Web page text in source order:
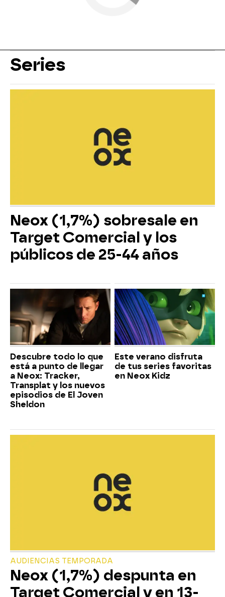
Series
Neox (1,7%) sobresale en
Target Comercial y los
públicos de 25-44 años
Descubre todo lo que
está a punto de llegar
a Neox: Tracker,
Transplat y los nuevos
episodios de El Joven
Sheldon
Este verano disfruta
de tus series favoritas
en Neox Kidz
AUDIENCIAS TEMPORADA
Neox (1,7%) despunta en
Target Comercial y en 13-